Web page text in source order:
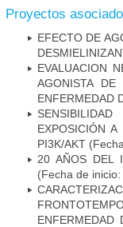
Proyectos
EFECTO DE
EVALUACION
AGONISTA
ENFERMEDAD
EXPOSICIÓN
PI3K/AKT
20 AÑOS DEL
(Fecha de
ENFERMEDAD